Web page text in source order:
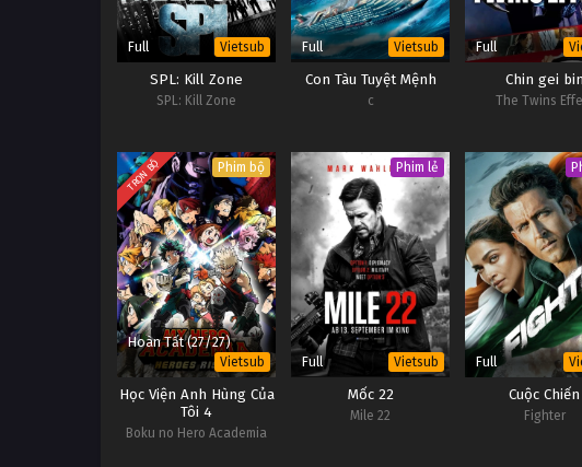
Full Vietsub
SPL: Kill Zone
SPL: Kill Zone
Full Vietsub
Con Tàu Tuyệt Mệnh
c
Full
Chin gei bin
The Twins
TRỌN BỘ Phim bộ
Hoàn Tất (27/27)
Vietsub
Học Viện Anh Hùng Của
Tôi 4
Boku no Hero Academia
Phim lẻ
Full Vietsub
Mốc 22
Mile 22
Full
Cuộc Chiến
Fighter